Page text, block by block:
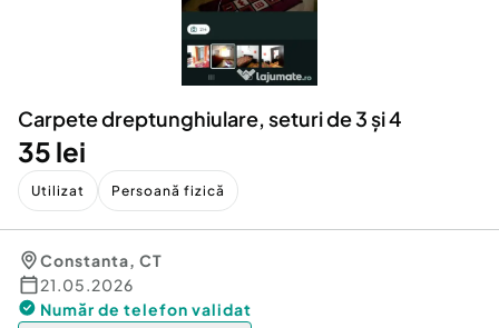
Animale de companie
Afaceri și echipamente profesionale
Inchiriere Bunuri si Vehicule
Utilaje agricole si industriale
Piese auto si accesorii
Carpete dreptunghiulare, seturi de 3 și 4
35 lei
Utilizat Persoană fizică
Constanta, CT
21.05.2026
Număr de telefon validat